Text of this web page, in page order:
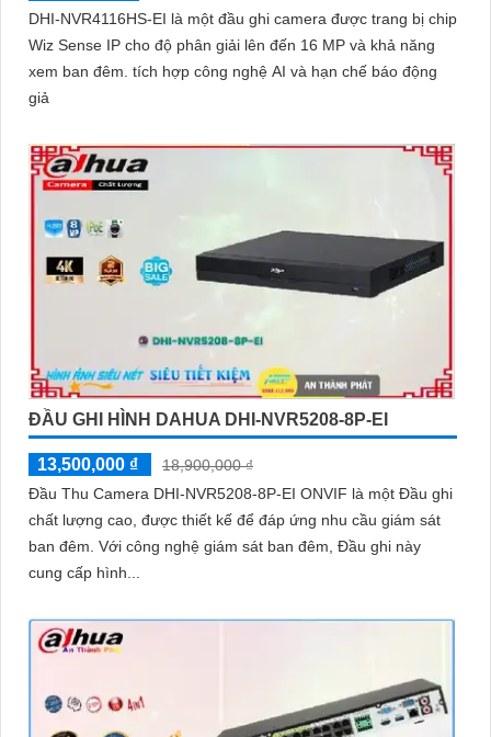
DHI-NVR4116HS-EI là một đầu ghi camera được trang bị chip
Wiz Sense IP cho độ phân giải lên đến 16 MP và khả năng
xem ban đêm. tích hợp công nghệ AI và hạn chế báo động
giả
ĐẦU GHI HÌNH DAHUA DHI-NVR5208-8P-EI
13,500,000 ₫
18,900,000 ₫
Đầu Thu Camera DHI-NVR5208-8P-EI ONVIF là một Đầu ghi
chất lượng cao, được thiết kế để đáp ứng nhu cầu giám sát
ban đêm. Với công nghệ giám sát ban đêm, Đầu ghi này
cung cấp hình...